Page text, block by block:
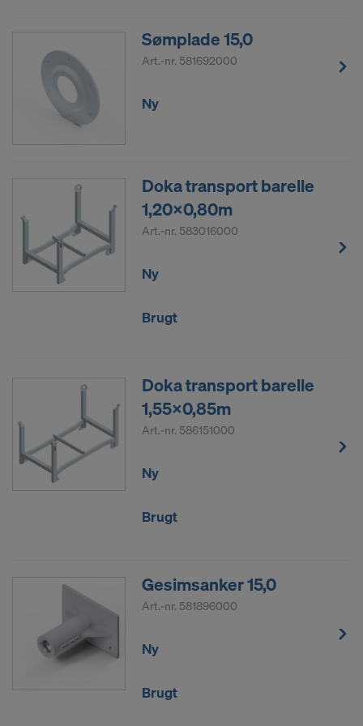
Sømplade 15,0
Art.-nr. 581692000
Ny
Doka transport barelle
1,20x0,80m
Art.-nr. 583016000
Ny
Brugt
Doka transport barelle
1,55x0,85m
Art.-nr. 586151000
Ny
Brugt
Gesimsanker 15,0
Art.-nr. 581896000
Ny
Brugt
ved at klikke dig ind på cookie-indstillinger på
websiden.
ACCEPTERER DU BRUGEN COOKIES
OG OVERFØRSEL AF DINE
PERSONRELATEREDE DATA TIL USA?